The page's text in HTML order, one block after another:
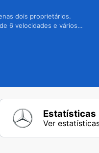
dois proprietários.
6 velocidades e vários
Estatísticas
Ver